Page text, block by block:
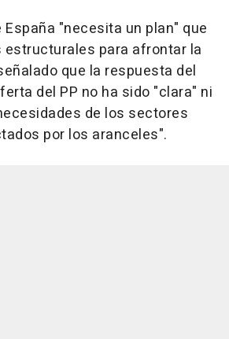
"necesita un plan" que
para afrontar la
que la respuesta del
del PP no ha sido "clara" ni
de los sectores
por los aranceles".